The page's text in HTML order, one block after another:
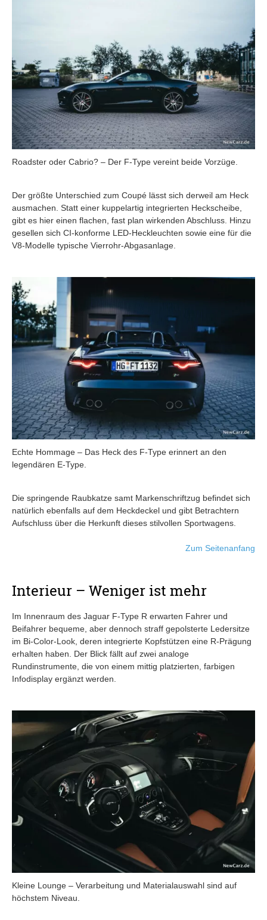
Roadster oder Cabrio? – Der F-Type vereint beide Vorzüge.
Der größte Unterschied zum Coupé lässt sich derweil am Heck
ausmachen. Statt einer kuppelartig integrierten Heckscheibe,
gibt es hier einen flachen, fast plan wirkenden Abschluss. Hinzu
gesellen sich CI-konforme LED-Heckleuchten sowie eine für die
V8-Modelle typische Vierrohr-Abgasanlage.
Echte Hommage – Das Heck des F-Type erinnert an den
legendären E-Type.
Die springende Raubkatze samt Markenschriftzug befindet sich
natürlich ebenfalls auf dem Heckdeckel und gibt Betrachtern
Aufschluss über die Herkunft dieses stilvollen Sportwagens.
Zum Seitenanfang
Interieur – Weniger ist mehr
Im Innenraum des Jaguar F-Type R erwarten Fahrer und
Beifahrer bequeme, aber dennoch straff gepolsterte Ledersitze
im Bi-Color-Look, deren integrierte Kopfstützen eine R-Prägung
erhalten haben. Der Blick fällt auf zwei analoge
Rundinstrumente, die von einem mittig platzierten, farbigen
Infodisplay ergänzt werden.
Kleine Lounge – Verarbeitung und Materialauswahl sind auf
höchstem Niveau.